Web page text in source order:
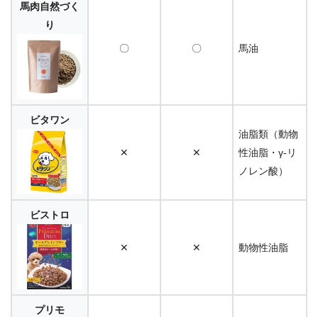
馬肉自然づく
り
〇 〇 馬油
ビタワン
✕ ✕
油脂類（動物
性油脂・γ-リ
ノレン酸）
ビストロ
✕ ✕ 動物性油脂
プリモ